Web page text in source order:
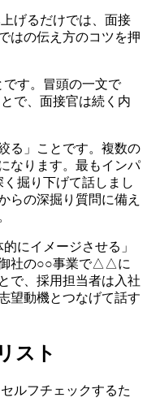
げるだけでは、面接
はの伝え方のコツを押
す。冒頭の一文で
で、面接官は続く内
る」ことです。複数の
なります。最もインパ
掘り下げて話しまし
らの深掘り質問に備え
にイメージさせる」
御社の○○事業で△△に
で、採用担当者は入社
望動機とつなげて話す
スト
ルフチェックするた